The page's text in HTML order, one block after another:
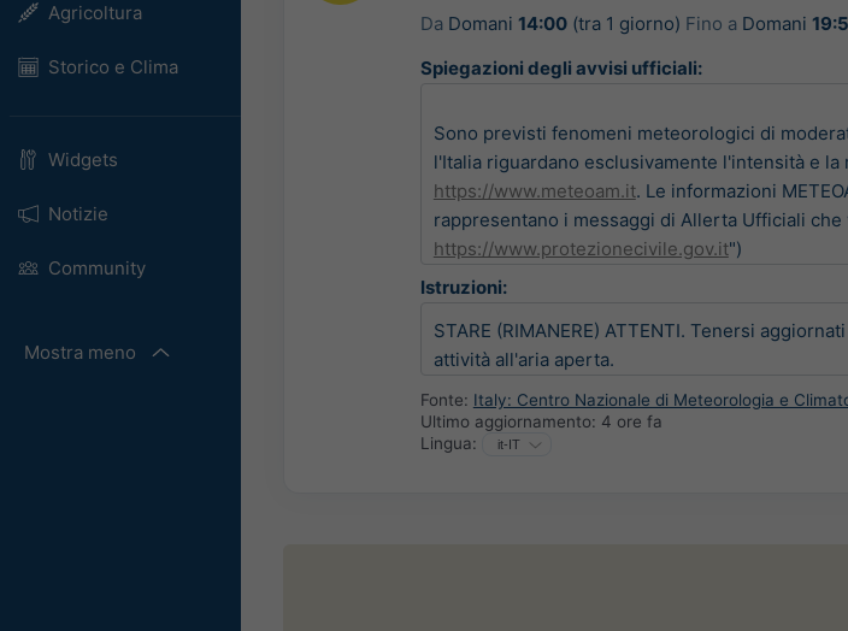
Agricoltura
Storico e Clima
Widgets
Notizie
Community
Mostra meno
Da Domani 14:00(tra 1 giorno) Fino a Domani
Spiegazioni degli avvisi ufficiali:
Sono previsti fenomeni meteorologici di
l'Italia riguardano esclusivamente l'intensità e
https://www.meteoam.it. Le informazioni
rappresentano i messaggi di Allerta Ufficiali
https://www.protezionecivile.gov.it")
Istruzioni:
STARE (RIMANERE) ATTENTI. Tenersi
attività all'aria aperta.
Fonte: Italy: Centro Nazionale di Meteorologia e
Ultimo aggiornamento: 4 ore fa
Lingua: